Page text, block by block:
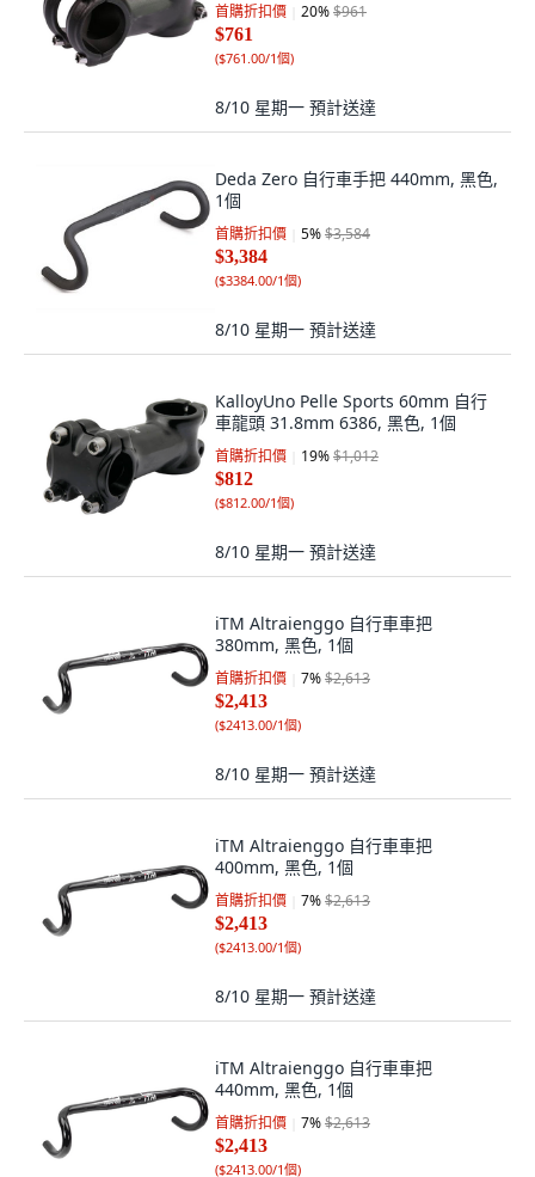
首購折扣價 20%$961
$761
($761.00/1個)
8/10 星期一 預計送達
Deda Zero 自行車手把 440mm, 黑色,
1個
首購折扣價 5%$3,584
$3,384
($3384.00/1個)
8/10 星期一 預計送達
KalloyUno Pelle Sports 60mm 自行
車龍頭 31.8mm 6386, 黑色, 1個
首購折扣價 19%$1,012
$812
($812.00/1個)
8/10 星期一 預計送達
iTM Altraienggo 自行車車把
380mm, 黑色, 1個
首購折扣價 7%$2,613
$2,413
($2413.00/1個)
8/10 星期一 預計送達
iTM Altraienggo 自行車車把
400mm, 黑色, 1個
首購折扣價 7%$2,613
$2,413
($2413.00/1個)
8/10 星期一 預計送達
iTM Altraienggo 自行車車把
440mm, 黑色, 1個
首購折扣價 7%$2,613
$2,413
($2413.00/1個)